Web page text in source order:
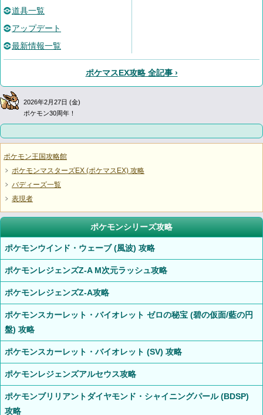
道具一覧
アップデート
最新情報一覧
ポケマスEX攻略 全記事 ›
2026年2月27日 (金)
ポケモン30周年！
ポケモン王国攻略館
ポケモンマスターズEX (ポケマスEX) 攻略
バディーズ一覧
表現者
ポケモンシリーズ攻略
ポケモンウインド・ウェーブ (風波) 攻略
ポケモンレジェンズZ-A M次元ラッシュ攻略
ポケモンレジェンズZ-A攻略
ポケモンスカーレット・バイオレット ゼロの秘宝 (碧の仮面/藍の円
盤) 攻略
ポケモンスカーレット・バイオレット (SV) 攻略
ポケモンレジェンズアルセウス攻略
ポケモンブリリアントダイヤモンド・シャイニングパール (BDSP)
攻略